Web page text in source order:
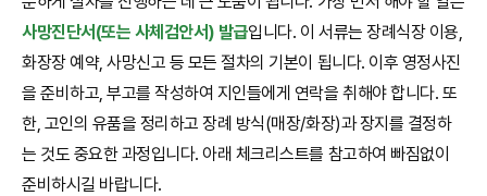
사망진단서(또는 사체검안서) 발급입니다. 이 서류는 장례식장 이용,
화장장 예약, 사망신고 등 모든 절차의 기본이 됩니다. 이후 영정사진
을 준비하고, 부고를 작성하여 지인들에게 연락을 취해야 합니다. 또
한, 고인의 유품을 정리하고 장례 방식(매장/화장)과 장지를 결정하
는 것도 중요한 과정입니다. 아래 체크리스트를 참고하여 빠짐없이
준비하시길 바랍니다.